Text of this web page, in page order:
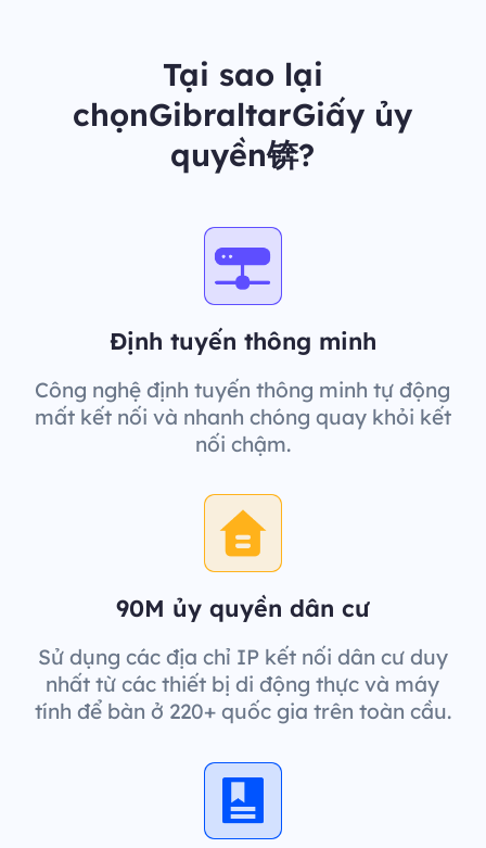
Tại sao lại
chọnGibraltarGiấy ủy
quyền锛?
Định tuyến thông minh
Công nghệ định tuyến thông minh tự động
mất kết nối và nhanh chóng quay khỏi kết
nối chậm.
90M ủy quyền dân cư
Sử dụng các địa chỉ IP kết nối dân cư duy
nhất từ các thiết bị di động thực và máy
tính để bàn ở 220+ quốc gia trên toàn cầu.